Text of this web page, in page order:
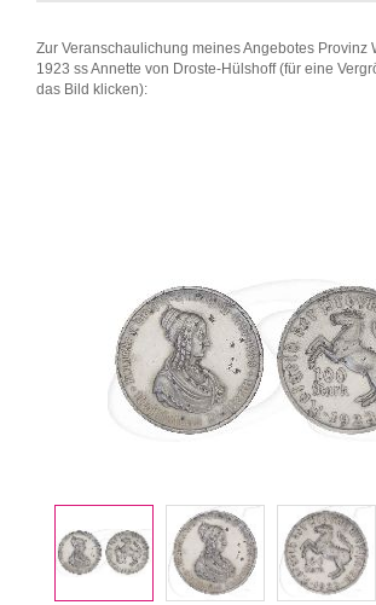
Zur Veranschaulichung meines Angebotes Provinz
1923 ss Annette von Droste-Hülshoff (für eine
das Bild klicken):